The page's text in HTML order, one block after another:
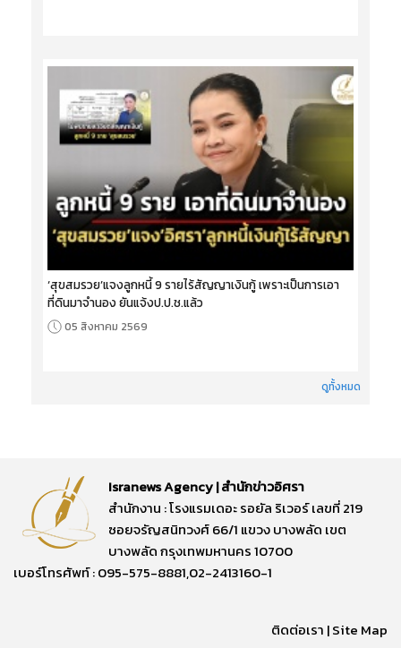
‘สุขสมรวย’แจงลูกหนี้ 9 รายไร้สัญญาเงินกู้ เพราะเป็นการเอา
ที่ดินมาจำนอง ยันแจ้งป.ป.ช.แล้ว
05 สิงหาคม 2569
ดูทั้งหมด
Isranews Agency | สำนักข่าวอิศรา
สำนักงาน : โรงแรมเดอะ รอยัล ริเวอร์ เลขที่ 219
ซอยจรัญสนิทวงศ์ 66/1 แขวง บางพลัด เขต
บางพลัด กรุงเทพมหานคร 10700
เบอร์โทรศัพท์ : 095-575-8881,02-2413160-1
ติดต่อเรา |Site Map